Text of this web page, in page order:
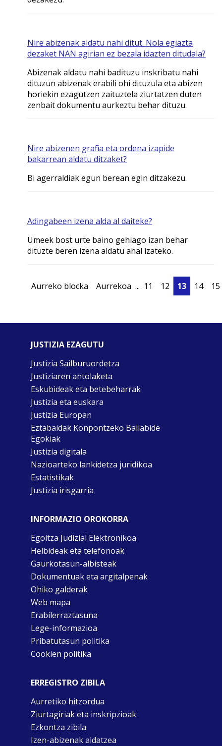
Nire abizenak aldatu nahi ditut. Nola egiazta
dezaket NAN agirian ez bezala idazten ditudala?
Abizenak aldatu nahi badituzu inskribatu nahi
dituzun abizenak erabili ohi dituzula eta abizen
horiekin ezagutzen zaituztela ziurtatzen duten
zenbait dokumentu aurkeztu behar dituzu.
Nire abizenen grafia eta ordena izapide
bakarrean aldatu ditzaket?
Bi agerraldiak egun berean egin ditzakezu.
Adingabeen izena alda al daiteke?
Umeek bost urte baino gehiago izan behar
dituzte beren izena aldatu ahal izateko.
Aurreko blocka Aurrekoa ... 11 12 13 14 15
JUSTIZIA EZAGUTU
Justizia Sailburuordetza
Justiziaren antolaketa
Eskubideak eta betebeharrak
Justizia eta euskara
Justizia Europan
Eztabaidak Konpontzeko Baliabide
Egokiak
Justizia digitala
Nazioarteko lankidetza juridikoa
Estatistikak
Justizia irisgarria
INFORMAZIO OROKORRA
Egoitza Judizial Elektronikoa
Helbideak eta telefonoak
Gaurkotasun-albisteak
Dokumentuak eta argitalpenak
Ohiko galderak
Web mapa
Erabilerraztasuna
Lege-informazioa
Pribatutasun politika
Cookien politika
ERREGISTRO ZIBILA
Aurretiko hitzordua
Ziurtagiriak eta inskripzioak
Ezkontza zibila
Izen-abizenak aldatzea